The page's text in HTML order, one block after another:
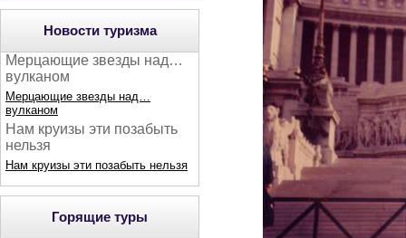
Новости туризма
Мерцающие звезды над…
вулканом
Мерцающие звезды над…
вулканом
Нам круизы эти позабыть
нельзя
Нам круизы эти позабыть нельзя
Горящие туры